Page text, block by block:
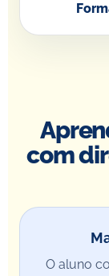
com
O aluno